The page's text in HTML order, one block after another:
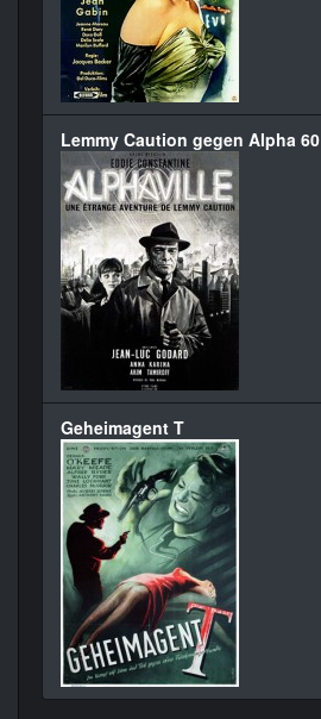
Lemmy Caution gegen Alpha 60
Geheimagent T